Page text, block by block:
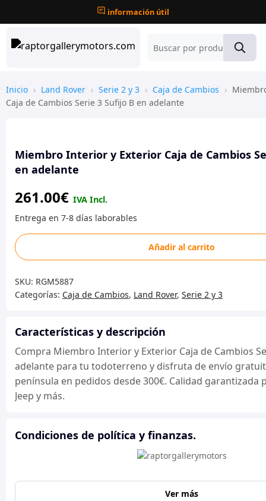
información útil
Inicio › Land Rover › Serie 2 y 3 › Caja de Cambios ›
Caja de Cambios Serie 3 Sufijo B en adelante
Miembro Interior y Exterior Caja de Cambios
en adelante
261.00€
Miembro
Interior
Exterior
Caja
Cambios
3
Sufijo
B
en
cantidad
Añadir al carrito
SKU: RGM5887
Categorías: Caja de Cambios, Land Rover, Serie 2 y 3
Características y descripción
Compra Miembro Interior y Exterior Caja de Cambios
adelante para tu todoterreno y disfruta de envío
península en pedidos desde 300€. Calidad garantizada
Jeep y más.
Condiciones de política y finanzas.
Ver más